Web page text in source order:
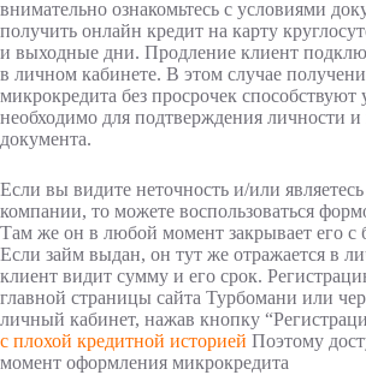
внимательно ознакомьтесь с условиями
получить онлайн кредит на карту
и выходные дни. Продление клиент
в личном кабинете. В этом случае
микрокредита без просрочек
необходимо для подтверждения личности
документа.
Если вы видите неточность и/или
компании, то можете воспользоваться
Там же он в любой момент закрывает его с
Если займ выдан, он тут же отражается в
клиент видит сумму и его срок.
главной страницы сайта Турбомани или
личный кабинет, нажав кнопку
с плохой кредитной историей Поэтому
момент оформления микрокредита